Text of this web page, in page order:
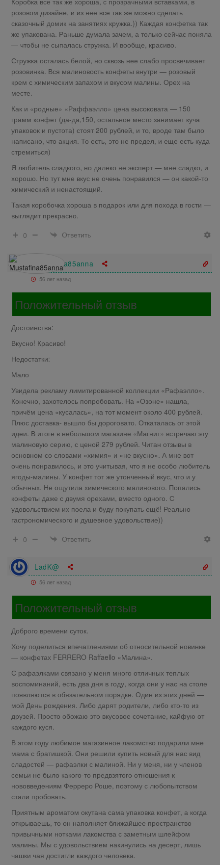
розовом дизайне, и из нее все так же можно сделать
сказочный домик на занятиях кружка.)) Каждая конфетка так
же упакована. Раньше думала зачем, а только сейчас поняла
— чтобы не сыпалась стружка. И вообще, красиво.
Стружка осталась белой, но сквозь нее слабо просвечивает
розовинка. Вся малиновость конфеты внутри — розовый
крем с химическим запахом и вкусом малины. Орех на
месте.
Как и «родные» «Раффаэлло» цена высоковата — 150
грамм конфет (да-да,150, остальное место занимает куча
упаковок и пустота) стоят 200 рублей, и то, вроде там было
написано, что акция. То есть, это не предел, и еще есть куда
стремиться)
Я любитель сладкого, но далеко не эксперт — мне сладко, и
хорошо. Но тут мне вкус не очень понравился — он какой-то
химический и ненастоящий.
Такая коробочка хороша в подарок или для похода в гости —
выглядит прекрасно.
0
Ответить
Mustafina85anna
56 лет назад
Положительный отзыв
Достоинства:
Вкусно! Красиво!
Недостатки:
Мало
Увидела рекламу лимитированной коллекции «Рафаэлло».
Конечно, захотелось попробовать. На «Озоне» нашла,
причём цена «кусалась», на тот момент около 400 рублей.
Плюс доставка- вышло бы дороговато. Откаталась от этой
идеи. В итоге в небольшом магазине «Магнит» встречаю эту
малиновую серию, с ценой 279 рублей. Читан отзывы в
основном со словами «химия» и «не вкусно». А мне вот
очень понравилось, и это учитывая, что я не особо любитель
ягоды-малины. У конфет тот же утонченный вкус, что и у
обычных. Не ощутила химического малинового. Попались
конфеты даже с двумя орехами, вместо одного. С
удовольствием их поела и буду покупать ещё! Реально
гастрономического и душевное удовольствие))
0
Ответить
LadK@
56 лет назад
Положительный отзыв
Доброго времени суток.
Хочу поделиться впечатлениями об относительной новинке
— конфетах FERRERO Raffaello «Малина».
С рафаэлками связано у меня много отличных теплых
воспоминаний, есть два дня в году, когда они у нас на столе
появляются в обязательном порядке. Один из этих дней —
мой День рождения. Либо дарят родители, либо кто-то из
друзей. Просто обожаю это вкусовое сочетание, кайфую от
каждого куся.
​​​​​В этом году любимое магазинное лакомство подарили мне
мама с братишкой. Они решили купить новый для нас вид
сладостей — рафаэлки с малиной. Ни у меня, ни у членов
семьи не было какого-то предвзятого отношения к
нововведениям Ферреро Роше, поэтому с любопытством
стали пробовать.
Приятным ароматом окутана сама упаковка конфет, а когда
открываешь, то он наполняет ближайшее пространство
привычными нотками лакомства с заметным шлейфом
малины. Мы с удовольствием накинулись на десерт, лишь
чашки чая достигли каждого человека.